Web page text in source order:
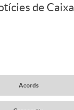
de Caixa
Acords